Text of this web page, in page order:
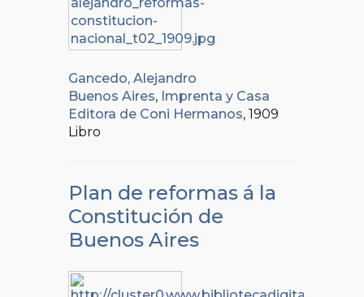
Gancedo, Alejandro
Buenos Aires, Imprenta y Casa
Editora de Coni Hermanos, 1909
Libro
Plan de reformas á la
Constitución de
Buenos Aires